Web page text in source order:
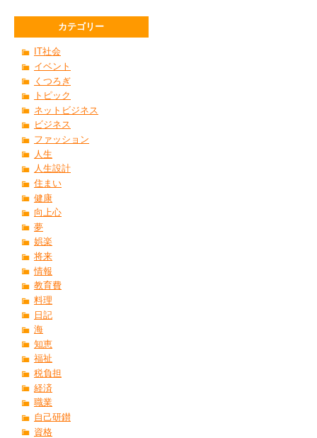
カテゴリー
IT社会
イベント
くつろぎ
トピック
ネットビジネス
ビジネス
ファッション
人生
人生設計
住まい
健康
向上心
夢
娯楽
将来
情報
教育費
料理
日記
海
知恵
福祉
税負担
経済
職業
自己研鑚
資格